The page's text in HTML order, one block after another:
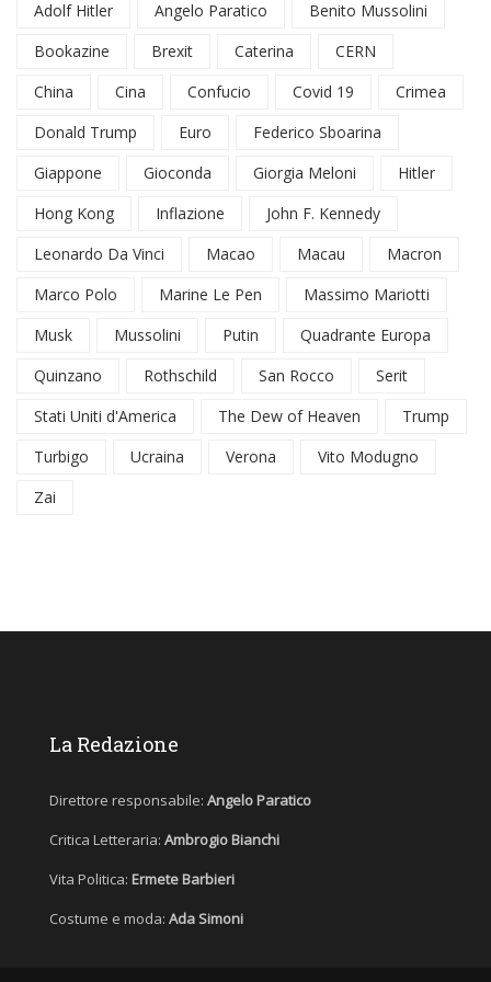
Adolf Hitler Angelo Paratico
Benito Mussolini
Bookazine
Brexit Caterina
CERN
China
Cina Confucio Covid 19
Crimea
Donald Trump
Euro
Federico Sboarina
Giappone
Gioconda Giorgia Meloni
Hitler
Hong Kong
Inflazione
John F. Kennedy
Leonardo Da Vinci
Macao Macau
Macron
Marco Polo
Marine Le Pen
Massimo Mariotti
Musk
Mussolini Putin
Quadrante Europa
Quinzano
Rothschild San Rocco
Serit
Stati Uniti d'America
The Dew of Heaven
Trump
Turbigo
Ucraina Verona
Vito Modugno
Zai
La Redazione
Direttore responsabile: Angelo Paratico
Critica Letteraria: Ambrogio Bianchi
Vita Politica: Ermete Barbieri
Costume e moda: Ada Simoni